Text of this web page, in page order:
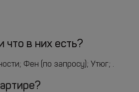
что в них есть?
Фен (по запросу); Утюг; .